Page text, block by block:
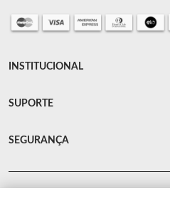
INSTITUCIONAL
SUPORTE
SEGURANÇA